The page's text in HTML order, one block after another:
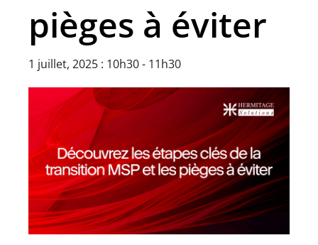
pièges à éviter
1 juillet, 2025 : 10h30- 11h30